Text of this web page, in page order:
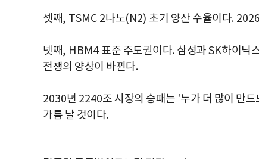
셋째, TSMC 2나노(N2) 초기 양산 수율이다. 2026
넷째, HBM4 표준 주도권이다. 삼성과SK하이닉
전쟁의 양상이 바뀐다.
2030년 2240조 시장의 승패는 '누가 더 많이 만드
가름 날 것이다.